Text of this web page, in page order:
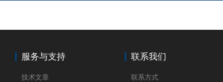
服务与支持
技术文章
联系我们
联系方式